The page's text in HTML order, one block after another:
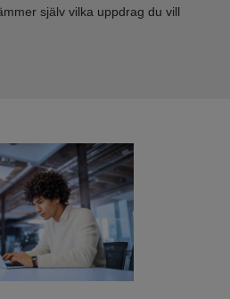
själv vilka uppdrag du vill